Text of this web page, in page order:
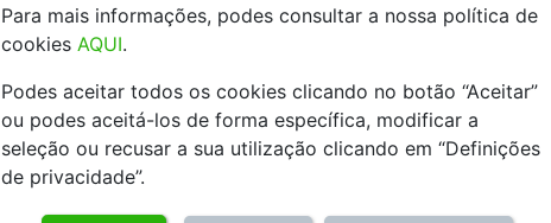
Para mais informações, podes consultar a nossa política de
cookies AQUI.
Podes aceitar todos os cookies clicando no botão “Aceitar”
ou podes aceitá-los de forma específica, modificar a
seleção ou recusar a sua utilização clicando em “Definições
de privacidade”.